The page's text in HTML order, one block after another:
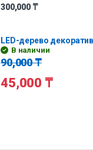
300,000 ₸
LED-дерево
В наличии
90,000₸
45,000 ₸